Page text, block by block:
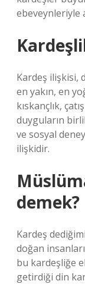
ebeveynleriyle
Kardeş ilişkisi,
en yakın, en
kıskançlık,
duyguların
ve sosyal
ilişkidir.
demek?
Kardeş
doğan
bu kardeşliğe
getirdiği din